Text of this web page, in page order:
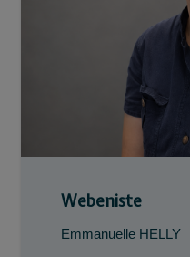
Webeniste
Emmanuelle HELLY